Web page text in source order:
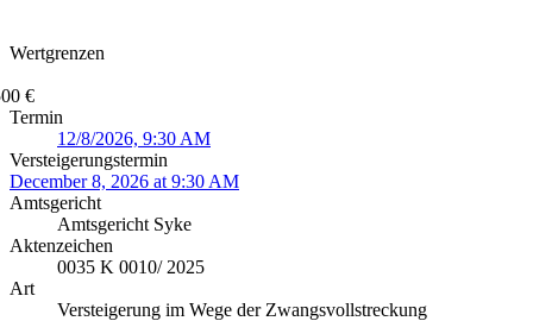
Wertgrenzen
€
Termin
12/8/2026, 9:30 AM
Versteigerungstermin
December 8, 2026 at 9:30 AM
Amtsgericht
Amtsgericht Syke
Aktenzeichen
0035 K 0010/ 2025
Art
Versteigerung im Wege der Zwangsvollstreckung